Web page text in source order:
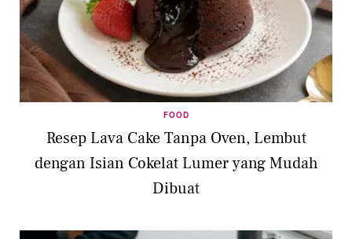
FOOD
Resep Lava Cake Tanpa Oven, Lembut
dengan Isian Cokelat Lumer yang Mudah
Dibuat